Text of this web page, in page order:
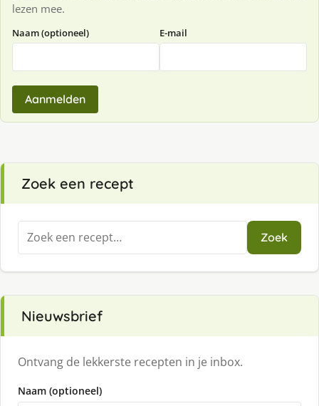
lezen mee.
Naam (optioneel) E-mail
Aanmelden
Zoek een recept
Zoeken
naar:
Zoek
Nieuwsbrief
Ontvang de lekkerste recepten in je inbox.
Naam (optioneel)